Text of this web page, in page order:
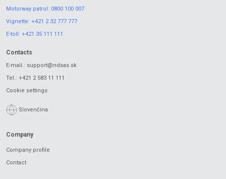
Motorway patrol: 0800 100 007
Vignette: +421 2 32 777 777
E-toll: +421 35 111 111
Contacts
E-mail.: support@ndsas.sk
Tel.: +421 2 583 11 111
Cookie settings
Slovenčina
Company
Company profile
Contact